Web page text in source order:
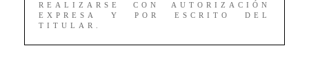
REALIZARSE CON AUTORIZACIÓN
EXPRESA Y POR ESCRITO DEL
TITULAR.